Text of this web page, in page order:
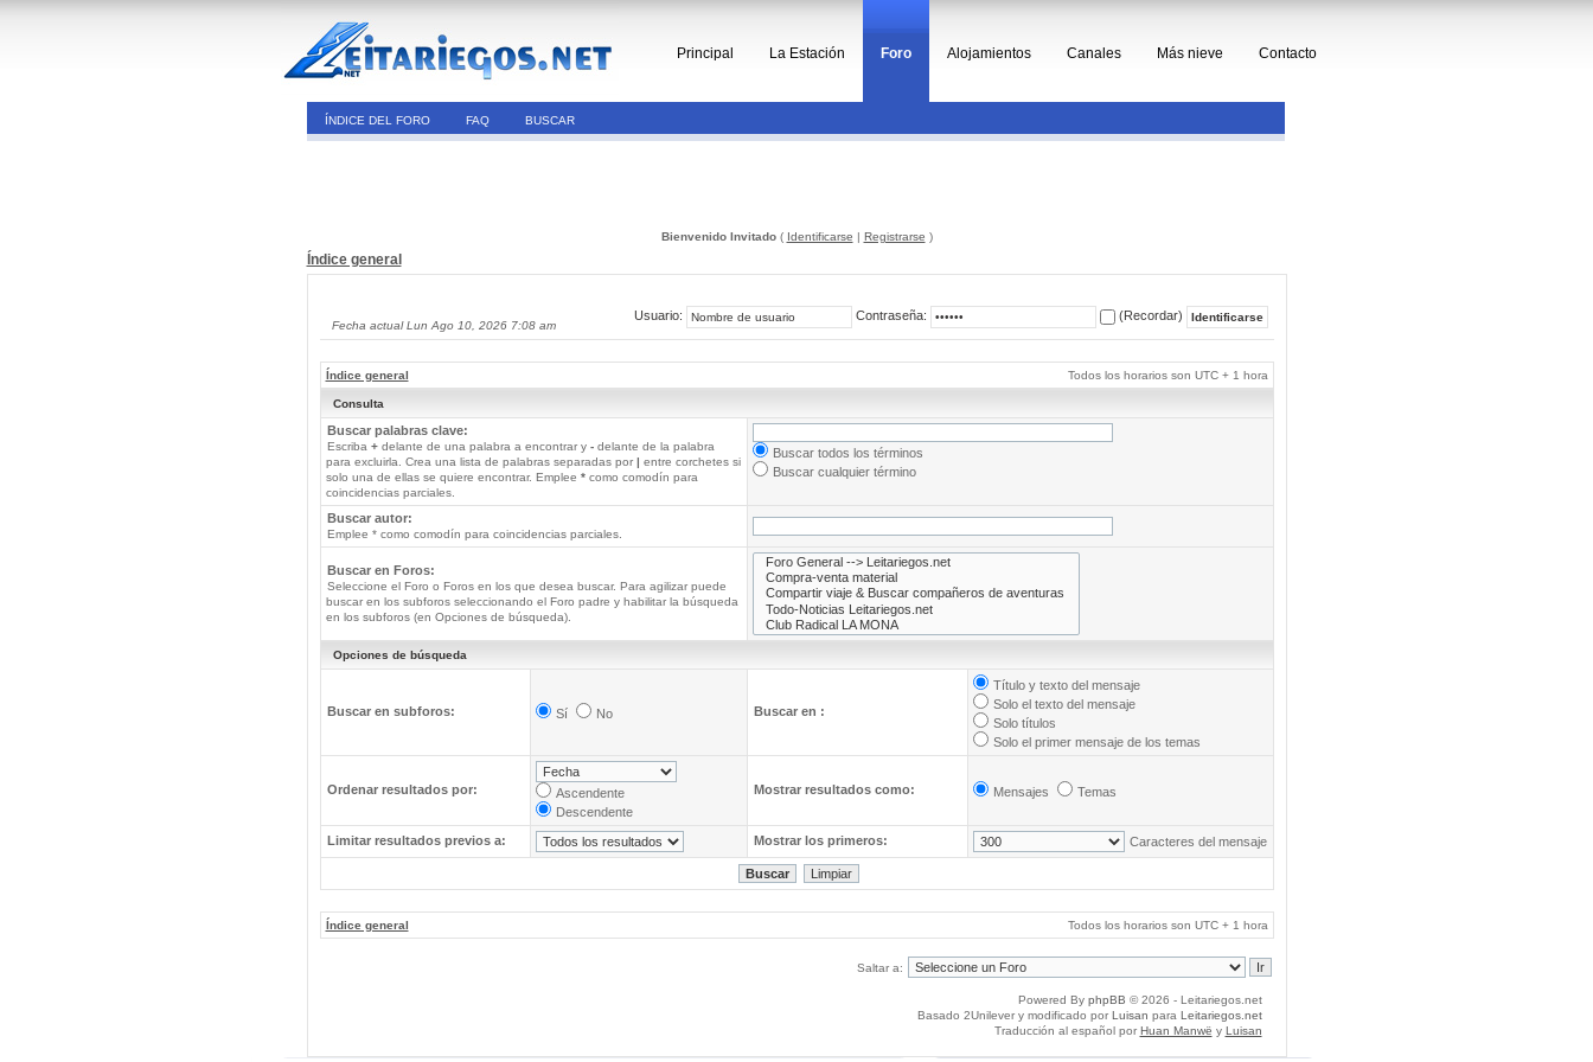
Principal La Estación Foro Alojamientos Canales Más nieve Contacto
ÍNDICE DEL FORO FAQ BUSCAR
Bienvenido Invitado( Identificarse | Registrarse )
Índice general
Fecha actual Lun Ago 10, 2026 7:08 am
Usuario: Contraseña: (Recordar)
Índice general Todos los horarios son UTC + 1 hora
Consulta
Buscar palabras clave:
Escriba +delante de una palabra a encontrar y -delante de la palabra
para excluirla. Crea una lista de palabras separadas por | entre corchetes si
solo una de ellas se quiere encontrar. Emplee *como comodín para
coincidencias parciales.
Buscar todos los términos
Buscar cualquier término
Buscar autor:
Emplee * como comodín para coincidencias parciales.
Buscar en Foros:
Seleccione el Foro o Foros en los que desea buscar. Para agilizar puede
buscar en los subforos seleccionando el Foro padre y habilitar la búsqueda
en los subforos (en Opciones de búsqueda).
Opciones de búsqueda
Buscar en subforos: Sí No Buscar en :
Título y texto del mensaje
Solo el texto del mensaje
Solo títulos
Solo el primer mensaje de los temas
Ordenar resultados por:
Ascendente
Descendente
Mostrar resultados como: Mensajes Temas
Limitar resultados previos a: Mostrar los primeros: Caracteres del mensaje
Índice general Todos los horarios son UTC + 1 hora
Saltar a:
Powered By phpBB © 2026 - Leitariegos.net
Basado 2Unilever y modificado por Luisan para Leitariegos.net
Traducción al español por Huan Manwë y Luisan